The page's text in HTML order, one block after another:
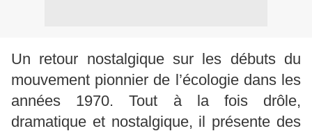
Un retour nostalgique sur les débuts du
mouvement pionnier de l’écologie dans les
années 1970. Tout à la fois drôle,
dramatique et nostalgique, il présente des